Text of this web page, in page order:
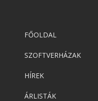
FŐOLDAL
SZOFTVERHÁZAK
HÍREK
ÁRLISTÁK